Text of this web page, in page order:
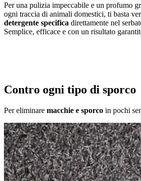
Per una pulizia impeccabile e un profumo
ogni traccia di animali domestici, ti basta
detergente specifica direttamente nel
Semplice, efficace e con un risultato
Contro ogni tipo di sporco
Per eliminare macchie e sporco in pochi